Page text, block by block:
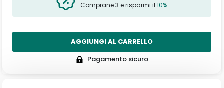
Comprane 3 e risparmi il 10%
AGGIUNGI AL CARRELLO
Pagamento sicuro